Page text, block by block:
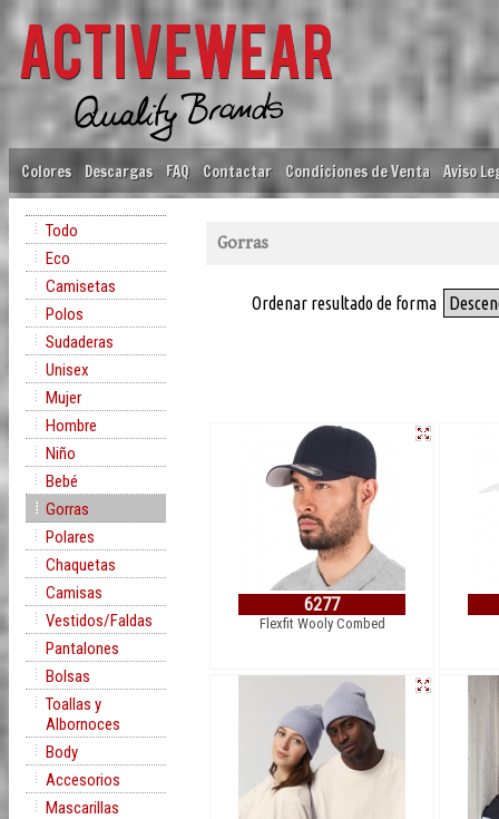
Colores Descargas FAQ Contactar Condiciones de Venta Aviso
Todo
Eco
Camisetas
Polos
Sudaderas
Unisex
Mujer
Hombre
Niño
Bebé
Gorras
Polares
Chaquetas
Camisas
Vestidos/Faldas
Pantalones
Bolsas
Toallas y
Albornoces
Body
Accesorios
Mascarillas
Gorras
Ordenar resultado de forma
6277
Flexfit Wooly Combed